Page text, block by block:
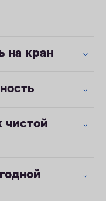
на кран
чистой